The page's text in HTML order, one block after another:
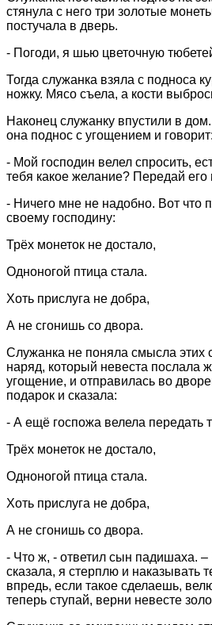
стянула с него три золотые
постучала в дверь.
- Погоди, я шью цветочную
Тогда служанка взяла с подноса
ножку. Мясо съела, а кости
Наконец служанку впустили в
она поднос с угощением и говорит:
- Мой господин велел спросить,
тебя какое желание? Передай его
- Ничего мне не надобно. Вот что
своему господину:
Трёх монеток не достало,
Одноногой птица стала.
Хоть прислуга не добра,
А не сгонишь со двора.
Служанка не поняла смысла этих
наряд, который невеста послала
угощение, и отправилась во
подарок и сказала:
- А ещё госпожа велела передать
Трёх монеток не достало,
Одноногой птица стала.
Хоть прислуга не добра,
А не сгонишь со двора.
- Что ж, - ответил сын падишаха. –
сказала, я стерплю и наказывать
впредь, если такое сделаешь,
теперь ступай, верни невесте